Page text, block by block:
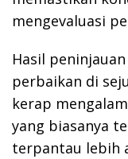
mengevaluasi
Hasil
perbaikan di
kerap
yang biasanya
terpantau lebih